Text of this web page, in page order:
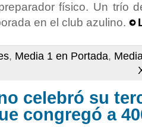
físico. Un trío
en el club azulino.
, Media 1 en Portada,
celebró su
congregó a